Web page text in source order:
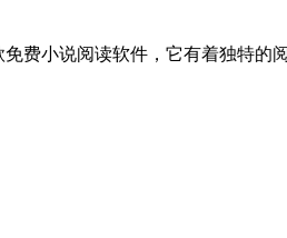
读软件，它有着独特的阅读机